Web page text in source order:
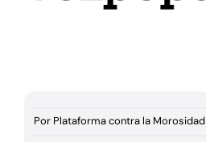
Prensa
Por Plataforma contra la Morosidad